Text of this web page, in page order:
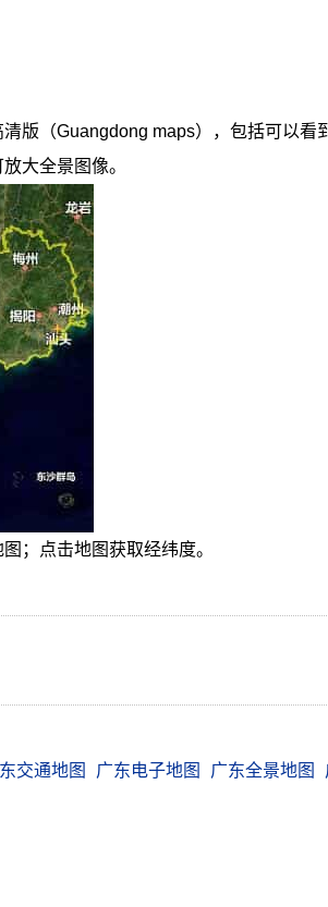
版（Guangdong maps），包括可以
大全景图像。
；点击地图获取经纬度。
交通地图 广东电子地图 广东全景地图